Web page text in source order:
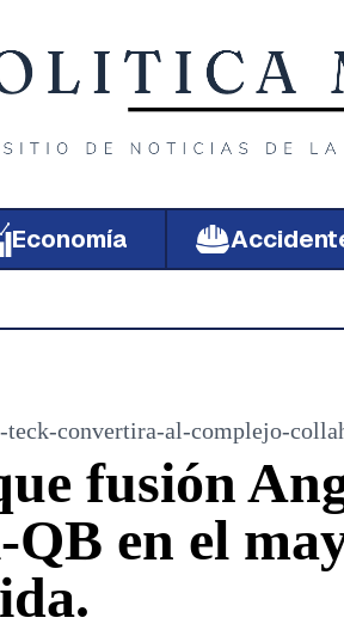
Economía
teck-convertira-al-complejo-
fusión
en el